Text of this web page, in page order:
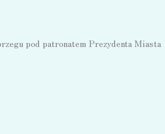
pod patronatem Prezydenta Miasta